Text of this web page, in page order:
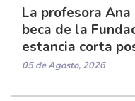
La profesora
beca de la
estancia corta
05 de Agosto, 2026